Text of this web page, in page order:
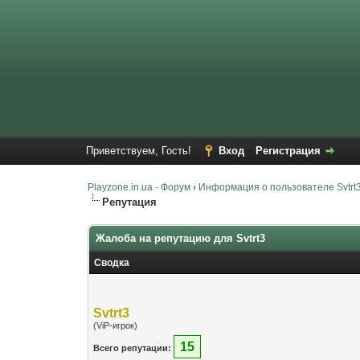
Приветствуем, Гость! Вход Регистрация
Playzone.in.ua - Форум › Информация о пользователе
Репутация
Жалоба на репутацию для Svtrt3
Сводка
Svtrt3
(ViP-игрок)
Всего репутации: 15